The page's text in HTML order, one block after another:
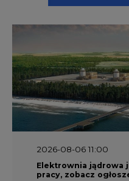
2026-08-06 11:00
Elektrownia jądrowa
pracy, zobacz